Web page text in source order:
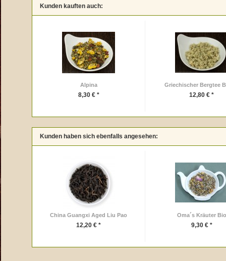
Kunden kauften auch:
Alpina
8,30 € *
Griechischer Bergtee
12,80 € *
Kunden haben sich ebenfalls angesehen:
China Guangxi Aged Liu Pao
12,20 € *
Oma´s Kräuter Bio
9,30 € *